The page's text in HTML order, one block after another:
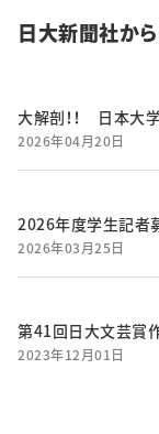
日大新聞社か
大解剖！！ 日本大
2026年04月20日
2026年度学生記者
2026年03月25日
第41回日大文芸賞
2023年12月01日